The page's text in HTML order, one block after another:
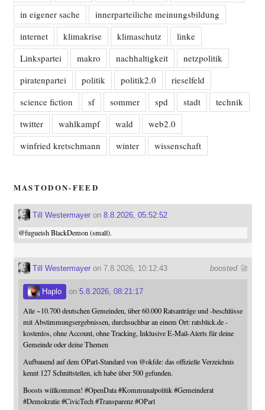
in eigener sache
innerparteiliche meinungsbildung
internet
klimakrise klimaschutz
linke
Linkspartei
makro nachhaltigkeit
netzpolitik
piratenpartei
politik politik2.0
rieselfeld
science fiction
sf sommer spd stadt
technik
twitter
wahlkampf wald
web2.0
winfried kretschmann
winter wissenschaft
MASTODON-FEED
Till Westermayeron 8.8.2026, 05:52:52
@fugueishBlackDemon (small).
boosted 🚀
Till Westermayeron 7.8.2026, 10:12:43
Haplo on 5.8.2026, 08:21:17
Alle ~10.700 deutschen Gemeinden, über 60.000 Ratsanträge und -beschlüsse
mit Abstimmungsergebnissen, durchsuchbar an einem Ort: ratsblick.de -
kostenlos, ohne Account, ohne Tracking, Inklusive E-Mail-Alerts für deine
Gemeinde oder deine Themen
Aufbauend auf dem OParl-Standard von @okfde: das offizielle Verzeichnis
kennt 127 Schnittstellen, ich habe über 500 gefunden.
Boosts willkommen! #OpenData #Kommunalpolitik #Gemeinderat
#Demokratie #CivicTech #Transparenz #OParl